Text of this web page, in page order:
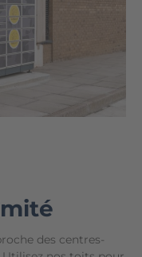
des centres-